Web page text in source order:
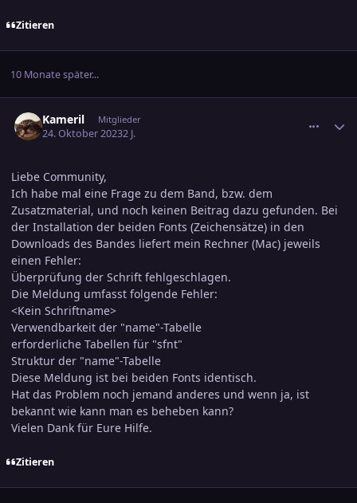
Zitieren
10 Monate später...
Kameril Mitglieder
24. Oktober 20232 J.
Liebe Community,
Ich habe mal eine Frage zu dem Band, bzw. dem
Zusatzmaterial, und noch keinen Beitrag dazu gefunden. Bei
der Installation der beiden Fonts (Zeichensätze) in den
Downloads des Bandes liefert mein Rechner (Mac) jeweils
einen Fehler:
Überprüfung der Schrift fehlgeschlagen.
Die Meldung umfasst folgende Fehler:
<Kein Schriftname>
Verwendbarkeit der "name"-Tabelle
erforderliche Tabellen für "sfnt"
Struktur der "name"-Tabelle
Diese Meldung ist bei beiden Fonts identisch.
Hat das Problem noch jemand anderes und wenn ja, ist
bekannt wie kann man es beheben kann?
Vielen Dank für Eure Hilfe.
Zitieren